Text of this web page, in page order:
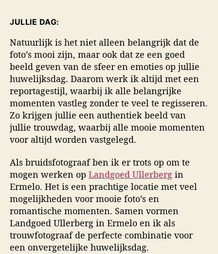
JULLIE DAG:
Natuurlijk is het niet alleen belangrijk dat de
foto’s mooi zijn, maar ook dat ze een goed
beeld geven van de sfeer en emoties op jullie
huwelijksdag. Daarom werk ik altijd met een
reportagestijl, waarbij ik alle belangrijke
momenten vastleg zonder te veel te regisseren.
Zo krijgen jullie een authentiek beeld van
jullie trouwdag, waarbij alle mooie momenten
voor altijd worden vastgelegd.
Als bruidsfotograaf ben ik er trots op om te
mogen werken op Landgoed Ullerberg in
Ermelo. Het is een prachtige locatie met veel
mogelijkheden voor mooie foto’s en
romantische momenten. Samen vormen
Landgoed Ullerberg in Ermelo en ik als
trouwfotograaf de perfecte combinatie voor
een onvergetelijke huwelijksdag.